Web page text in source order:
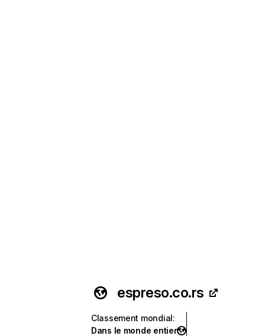
espreso.co.rs
Classement mondial:
Dans le monde entier